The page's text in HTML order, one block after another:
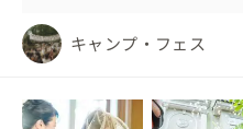
キャンプ・フェス